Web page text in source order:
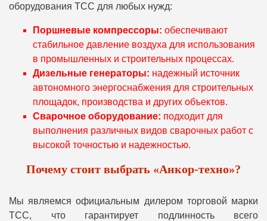
оборудования ТСС для любых нужд:
Поршневые компрессоры: обеспечивают
стабильное давление воздуха для использования
в промышленных и строительных процессах.
Дизельные генераторы: надежный источник
автономного энергоснабжения для строительных
площадок, производства и других объектов.
Сварочное оборудование: подходит для
выполнения различных видов сварочных работ с
высокой точностью и надежностью.
Почему стоит выбрать «Анкор-техно»?
Мы являемся официальным дилером торговой марки
ТСС, что гарантирует подлинность всего